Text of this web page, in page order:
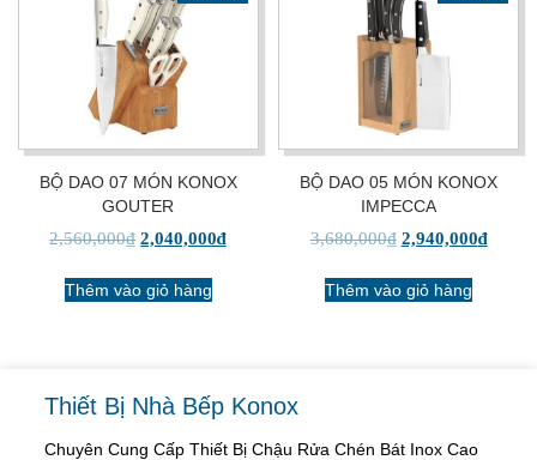
BỘ DAO 07 MÓN KONOX
GOUTER
2,560,000₫ 2,040,000₫
Thêm vào giỏ hàng
BỘ DAO 05 MÓN KONOX
IMPECCA
3,680,000₫ 2,940,000₫
Thêm vào giỏ hàng
Thiết Bị Nhà Bếp Konox
Chuyên Cung Cấp Thiết Bị Chậu Rửa Chén Bát Inox Cao